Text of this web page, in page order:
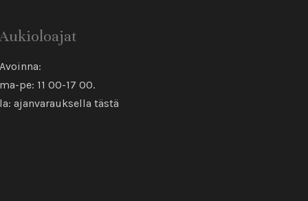
Aukioloajat
Avoinna:
ma-pe: 11 00-17 00.
la: ajanvarauksellatästä